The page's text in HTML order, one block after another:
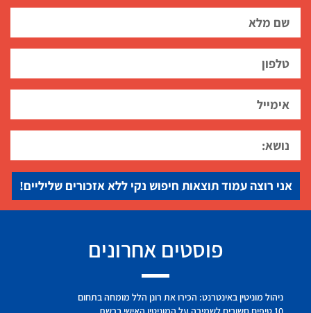
אני רוצה עמוד תוצאות חיפוש נקי ללא אזכורים שליליים!
פוסטים אחרונים
ניהול מוניטין באינטרנט: הכירו את רונן הלל מומחה בתחום